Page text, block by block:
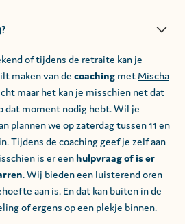
of tijdens de retraite kan je
maken van de coaching met Mischa
maar het kan je misschien net dat
dat moment nodig hebt. Wil je
plannen we op zaterdag tussen 11 en
Tijdens de coaching geef je zelf aan
is er een hulpvraag of is er
. Wij bieden een luisterend oren
aan is. En dat kan buiten in de
of ergens op een plekje binnen.